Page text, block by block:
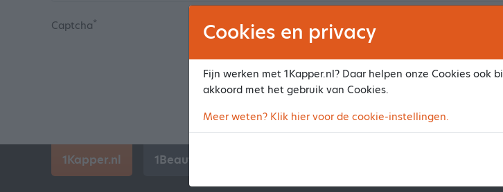
Captcha*
1Kapper.nl 1BeautyAfspraak.nl
Cookies en privacy
Fijn werken met 1Kapper.nl? Daar helpen onze Cookies ook
akkoord met het gebruik van Cookies.
Meer weten? Klik hier voor de cookie-instellingen.